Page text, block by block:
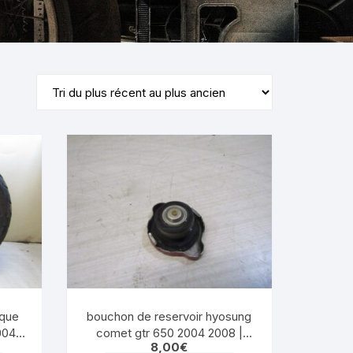
KYMCO AGILITY
kymco dink 50
bouchon de reservoir hyosung
comet gtr 650 2004 2008 |
eBay
8,00€